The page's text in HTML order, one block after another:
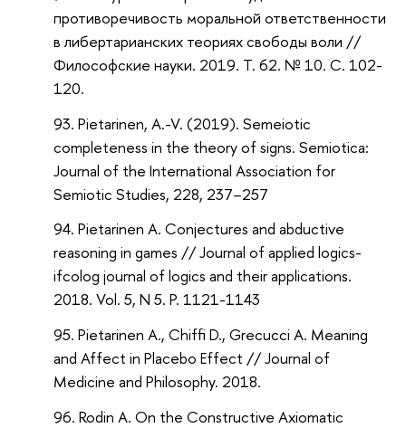
противоречивость моральной ответственности
в либертарианских теориях свободы воли //
Философские науки. 2019. Т. 62. № 10. С. 102-
120.
Pietarinen, A.-V. (2019). Semeiotic
completeness in the theory of signs. Semiotica:
Journal of the International Association for
Semiotic Studies, 228, 237−257
Pietarinen A. Conjectures and abductive
reasoning in games // Journal of applied logics-
ifcolog journal of logics and their applications.
2018. Vol. 5, N 5. P. 1121-1143
Pietarinen A., Chiffi D., Grecucci A. Meaning
and Affect in Placebo Effect // Journal of
Medicine and Philosophy. 2018.
Rodin A. On the Constructive Axiomatic